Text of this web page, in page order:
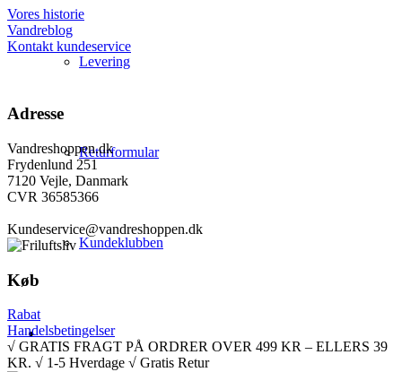
Levering
Returformular
Kundeklubben
Vores historie
Vandreblog
Kontakt kundeservice
Adresse
Vandreshoppen.dk
Frydenlund 251
7120 Vejle, Danmark
CVR 36585366
Kundeservice@vandreshoppen.dk
Køb
Rabat
Handelsbetingelser
√ GRATIS FRAGT PÅ ORDRER OVER 499 KR – ELLERS 39
KR. √ 1-5 Hverdage √ Gratis Retur